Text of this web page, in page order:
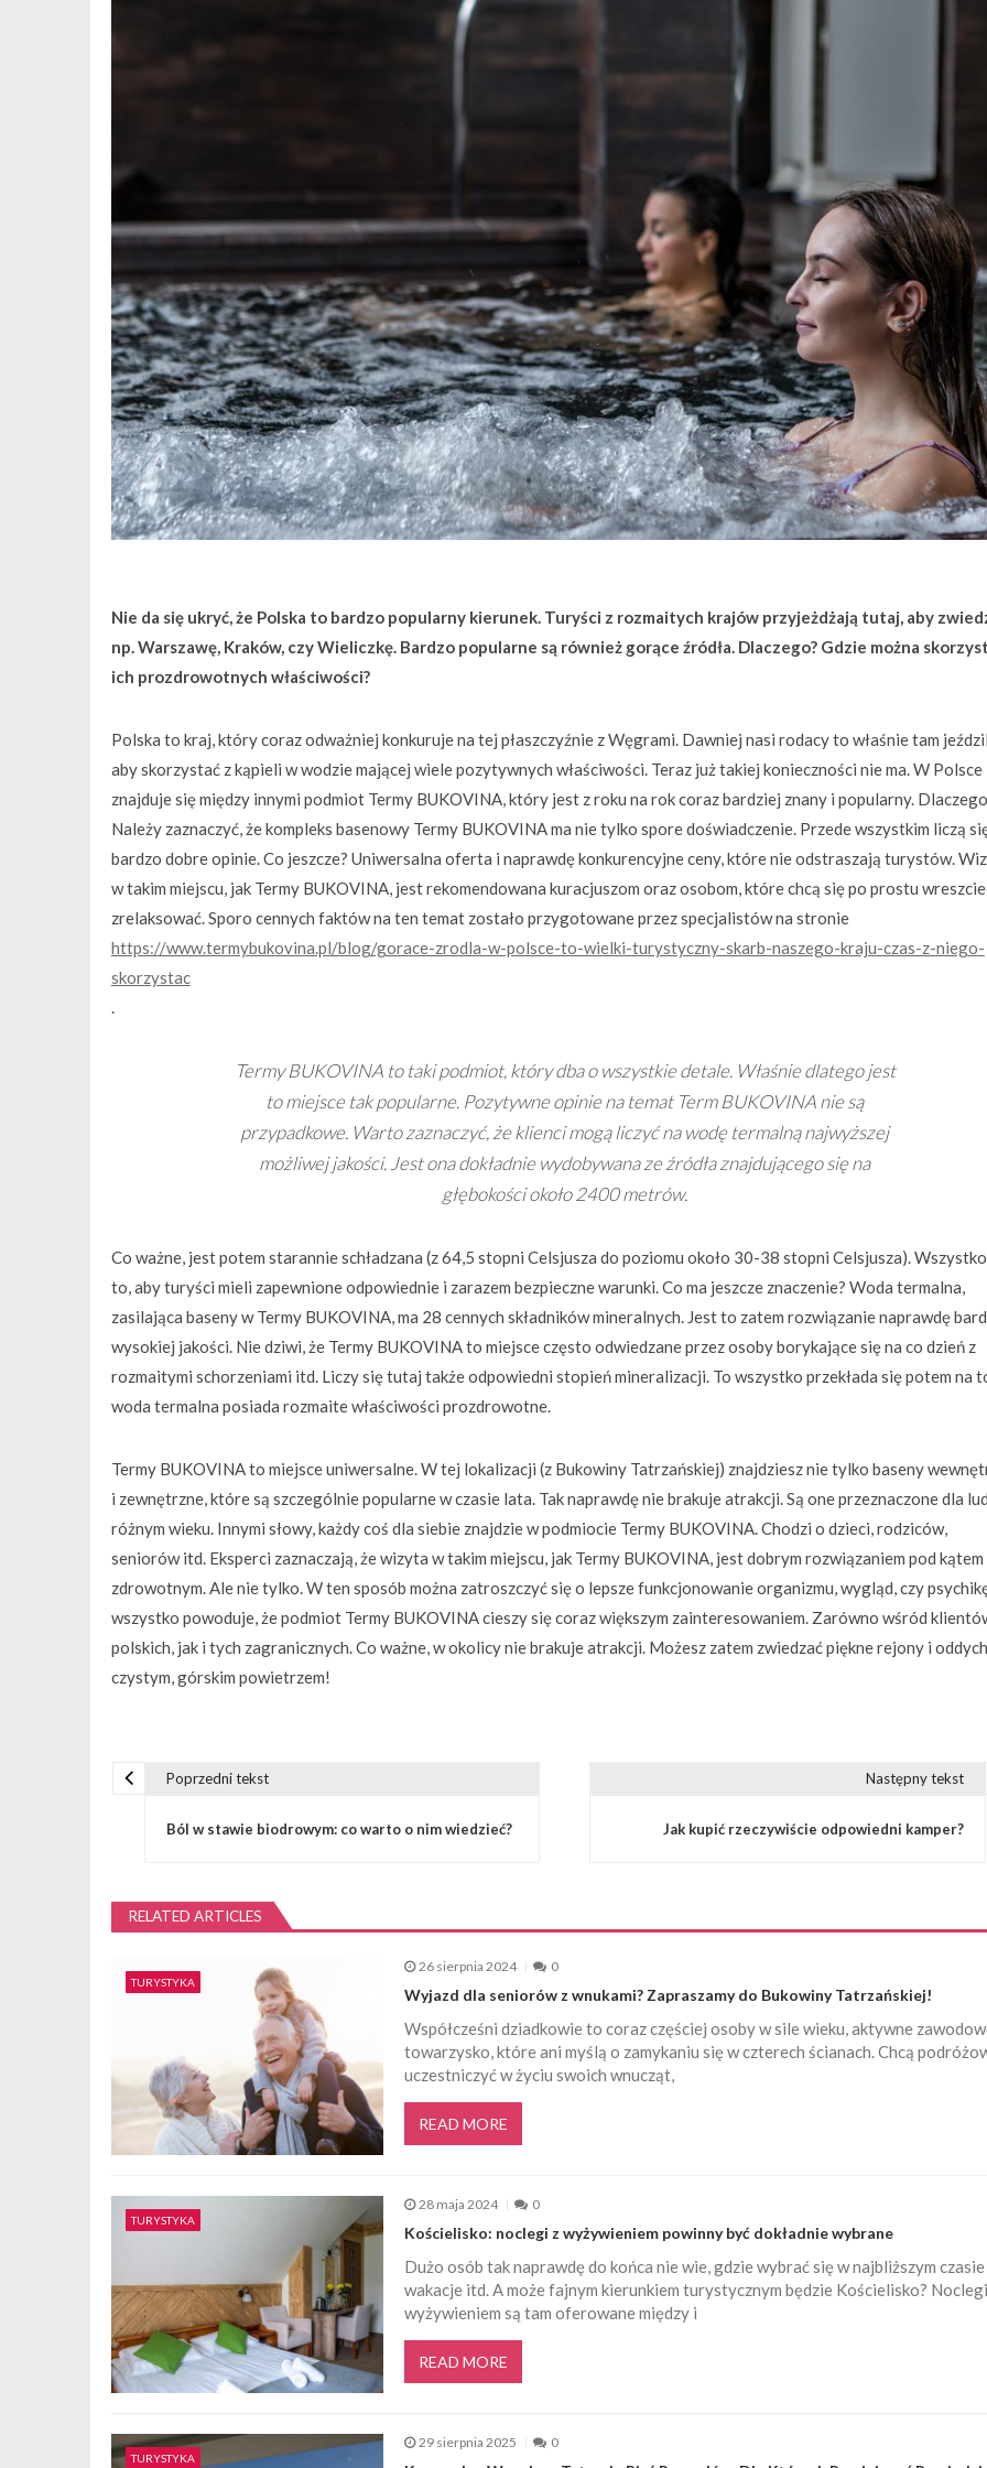
Nie da się ukryć, że Polska to bardzo popularny kierunek. Turyści z rozmaitych krajów przyjeżdżają tutaj, aby
np. Warszawę, Kraków, czy Wieliczkę. Bardzo popularne są również gorące źródła. Dlaczego? Gdzie można
ich prozdrowotnych właściwości?
Polska to kraj, który coraz odważniej konkuruje na tej płaszczyźnie z Węgrami. Dawniej nasi rodacy to właśnie tam
aby skorzystać z kąpieli w wodzie mającej wiele pozytywnych właściwości. Teraz już takiej konieczności nie ma. W Polsce
znajduje się między innymi podmiot Termy BUKOVINA, który jest z roku na rok coraz bardziej znany i popularny.
Należy zaznaczyć, że kompleks basenowy Termy BUKOVINA ma nie tylko spore doświadczenie. Przede wszystkim liczą
bardzo dobre opinie. Co jeszcze? Uniwersalna oferta i naprawdę konkurencyjne ceny, które nie odstraszają turystów.
w takim miejscu, jak Termy BUKOVINA, jest rekomendowana kuracjuszom oraz osobom, które chcą się po prostu wreszcie
zrelaksować. Sporo cennych faktów na ten temat zostało przygotowane przez specjalistów na stronie
https://www.termybukovina.pl/blog/gorace-zrodla-w-polsce-to-wielki-turystyczny-skarb-naszego-kraju-czas-z-niego-
skorzystac
Termy BUKOVINA to taki podmiot, który dba o wszystkie detale. Właśnie dlatego jest
to miejsce tak popularne. Pozytywne opinie na temat Term BUKOVINA nie są
przypadkowe. Warto zaznaczyć, że klienci mogą liczyć na wodę termalną najwyższej
możliwej jakości. Jest ona dokładnie wydobywana ze źródła znajdującego się na
głębokości około 2400 metrów.
Co ważne, jest potem starannie schładzana (z 64,5 stopni Celsjusza do poziomu około 30-38 stopni Celsjusza).
to, aby turyści mieli zapewnione odpowiednie i zarazem bezpieczne warunki. Co ma jeszcze znaczenie? Woda termalna,
zasilająca baseny w Termy BUKOVINA, ma 28 cennych składników mineralnych. Jest to zatem rozwiązanie naprawdę
wysokiej jakości. Nie dziwi, że Termy BUKOVINA to miejsce często odwiedzane przez osoby borykające się na co dzień z
rozmaitymi schorzeniami itd. Liczy się tutaj także odpowiedni stopień mineralizacji. To wszystko przekłada się potem na
woda termalna posiada rozmaite właściwości prozdrowotne.
Termy BUKOVINA to miejsce uniwersalne. W tej lokalizacji (z Bukowiny Tatrzańskiej) znajdziesz nie tylko baseny
i zewnętrzne, które są szczególnie popularne w czasie lata. Tak naprawdę nie brakuje atrakcji. Są one przeznaczone dla
różnym wieku. Innymi słowy, każdy coś dla siebie znajdzie w podmiocie Termy BUKOVINA. Chodzi o dzieci, rodziców,
seniorów itd. Eksperci zaznaczają, że wizyta w takim miejscu, jak Termy BUKOVINA, jest dobrym rozwiązaniem pod kątem
zdrowotnym. Ale nie tylko. W ten sposób można zatroszczyć się o lepsze funkcjonowanie organizmu, wygląd, czy
wszystko powoduje, że podmiot Termy BUKOVINA cieszy się coraz większym zainteresowaniem. Zarówno wśród
polskich, jak i tych zagranicznych. Co ważne, w okolicy nie brakuje atrakcji. Możesz zatem zwiedzać piękne rejony i
czystym, górskim powietrzem!
w
a
j
w
p
Poprzedni tekst
Ból w stawie biodrowym: co warto o nim wiedzieć?
Następny tekst
Jak kupić rzeczywiście odpowiedni kamper?
RELATED ARTICLES
TURYSTYKA
26 sierpnia 2024 0
Wyjazd dla seniorów z wnukami? Zapraszamy do Bukowiny Tatrzańskiej!
Współcześni dziadkowie to coraz częściej osoby w sile wieku, aktywne
towarzysko, które ani myślą o zamykaniu się w czterech ścianach. Chcą
uczestniczyć w życiu swoich wnucząt,
READ MORE
TURYSTYKA
28 maja 2024 0
Kościelisko: noclegi z wyżywieniem powinny być dokładnie wybrane
Dużo osób tak naprawdę do końca nie wie, gdzie wybrać się w najbliższym czasie
wakacje itd. A może fajnym kierunkiem turystycznym będzie Kościelisko?
wyżywieniem są tam oferowane między i
READ MORE
TURYSTYKA
29 sierpnia 2025 0